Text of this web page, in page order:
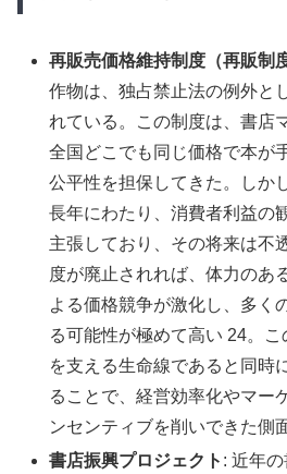
再販売価格維持制度（再販制
作物は、独占禁止法の例外と
れている。この制度は、書店
全国どこでも同じ価格で本が
公平性を担保してきた。しか
長年にわたり、消費者利益の
主張しており、その将来は不
度が廃止されれば、体力のあ
よる価格競争が激化し、多く
る可能性が極めて高い 24。
を支える生命線であると同時
ることで、経営効率化やマー
ンセンティブを削いできた側
書店振興プロジェクト : 近年の